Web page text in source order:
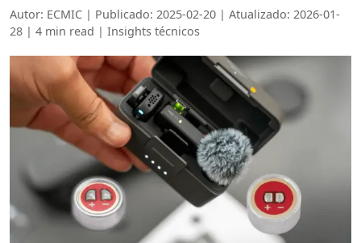
Autor: ECMIC | Publicado: 2025-02-20 | Atualizado: 2026-01-
28 | 4 min read | Insights técnicos